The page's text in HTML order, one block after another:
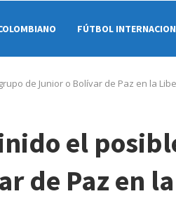
FÚTBOL
de Junior o Bolívar de Paz en la
el
de Paz en